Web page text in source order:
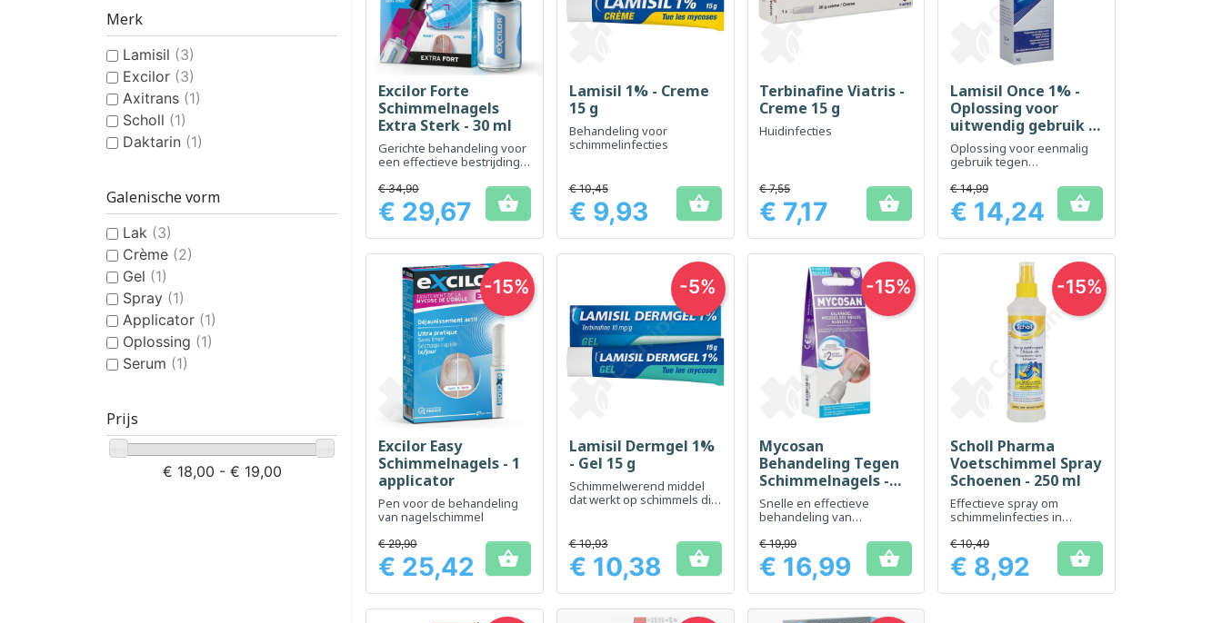
Merk
Lamisil (3)
Excilor (3)
Axitrans (1)
Scholl (1)
Daktarin (1)
Galenische vorm
Lak (3)
Crème (2)
Gel (1)
Spray (1)
Applicator (1)
Oplossing (1)
Serum (1)
Prijs
€ 18,00 - € 19,00
Snel bekijken
Excilor Forte
Schimmelnagels
Extra Sterk - 30 ml
Gerichte behandeling voor
een effectieve bestrijding
Prijs
€ 34,90
€ 29,67 
Snel bekijken
Lamisil 1% - Creme
15 g
Behandeling voor
schimmelinfecties
Prijs
€ 10,45
€ 9,93 
Snel bekijken
Terbinafine Viatris -
Creme 15 g
Huidinfecties
Prijs
€ 7,55
€ 7,17 
Snel bekijken
Lamisil Once 1% -
Oplossing voor
uitwendig gebruik 4
g
Oplossing voor eenmalig
gebruik tegen
Prijs
€ 14,99
€ 14,24 
Snel bekijken
Excilor Easy
Schimmelnagels - 1
applicator
Pen voor de behandeling
van nagelschimmel
Prijs
€ 29,90
€ 25,42 
-15%
Snel bekijken
Lamisil Dermgel 1%
- Gel 15 g
Schimmelwerend middel
dat werkt op schimmels die
Prijs
€ 10,93
€ 10,38 
-5%
Snel bekijken
Mycosan
Behandeling Tegen
Schimmelnagels -
Set 5 ml
Snelle en effectieve
behandeling van
Prijs
€ 19,99
€ 16,99 
-15%
Snel bekijken
Scholl Pharma
Voetschimmel Spray
Schoenen - 250 ml
Effectieve spray om
schimmelinfecties in
Prijs
€ 10,49
€ 8,92 
-15%